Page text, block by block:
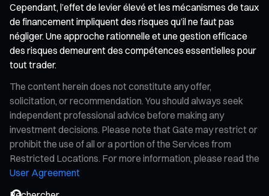
Cependant, l’effet de levier élevé et les mécanismes de taux
de financement impliquent des risques qu’il ne faut pas
négliger. Une approche rationnelle et une gestion efficace
des risques demeurent des compétences essentielles pour
tout trader.
The content herein does not constitute any offer,
solicitation, or recommendation. You should always seek
independent professional advice before making any
investment decisions. Please note that Gate may restrict or
prohibit the use of all or a portion of the Services from
Restricted Locations. For more information, please read the
User Agreement